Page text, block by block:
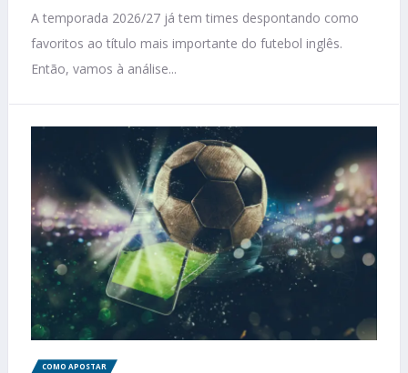
A temporada 2026/27 já tem times despontando como
favoritos ao título mais importante do futebol inglês.
Então, vamos à análise...
COMO APOSTAR